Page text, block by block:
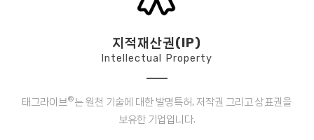
지적재산권(IP)
Intellectual Property
태그라이브®는 원천 기술에 대한 발명특허, 저작권 그리고 상표권을
보유한 기업입니다.